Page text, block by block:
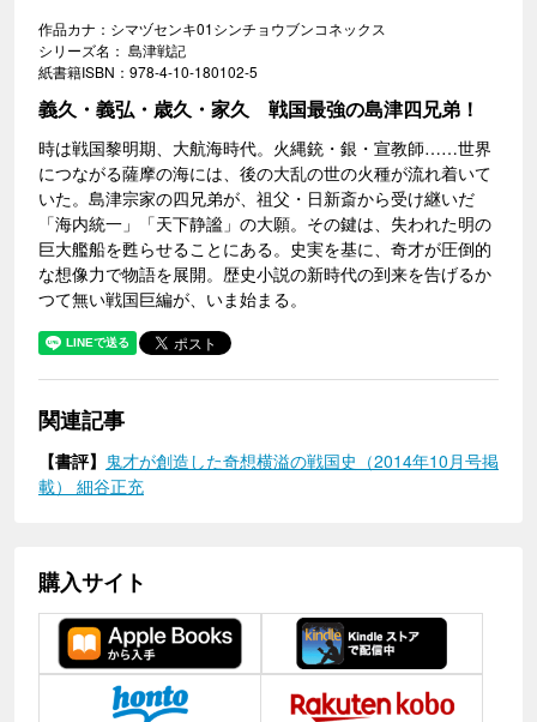
作品カナ：シマヅセンキ01シンチョウブンコネックス
シリーズ名： 島津戦記
紙書籍ISBN：978-4-10-180102-5
義久・義弘・歳久・家久 戦国最強の島津四兄弟！
時は戦国黎明期、大航海時代。火縄銃・銀・宣教師……世界
につながる薩摩の海には、後の大乱の世の火種が流れ着いて
いた。島津宗家の四兄弟が、祖父・日新斎から受け継いだ
「海内統一」「天下静謐」の大願。その鍵は、失われた明の
巨大艦船を甦らせることにある。史実を基に、奇才が圧倒的
な想像力で物語を展開。歴史小説の新時代の到来を告げるか
つて無い戦国巨編が、いま始まる。
関連記事
【書評】 鬼才が創造した奇想横溢の戦国史（2014年10月号掲
載） 細谷正充
購入サイト